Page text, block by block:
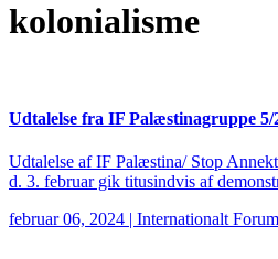
kolonialisme
Udtalelse fra IF Palæstinagruppe 5/
Udtalelse af IF Palæstina/ Stop
d. 3. februar gik titusindvis af
februar 06, 2024 | Internationalt Forum